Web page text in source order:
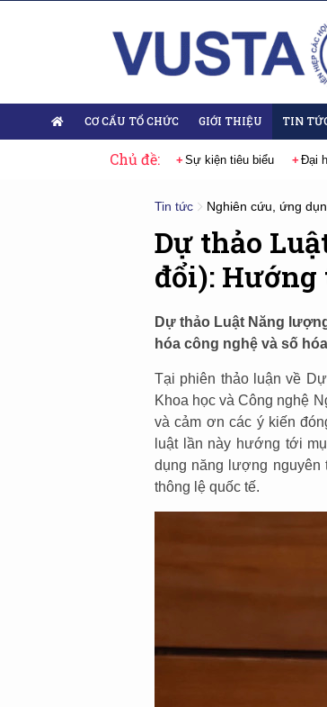
CƠ CẤU TỔ CHỨC GIỚI THIỆU TIN
Chủ đề:
Sự kiện tiêu biểu Đại hội Liên
Tin tức Nghiên cứu, ứng
Dự thảo
đổi):
Dự thảo Luật Năng
hóa công nghệ và số
Tại phiên thảo luận về
Khoa học và Công nghệ
và cảm ơn các ý kiến
luật lần này hướng tới
dụng năng lượng nguyên
thông lệ quốc tế.